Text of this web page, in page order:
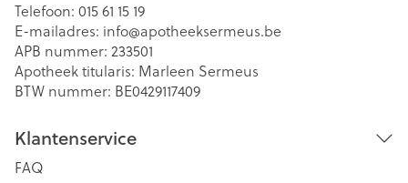
Telefoon: 015 61 15 19
E-mailadres: info@apotheeksermeus.be
APB nummer: 233501
Apotheek titularis: Marleen Sermeus
BTW nummer: BE0429117409
Klantenservice
FAQ